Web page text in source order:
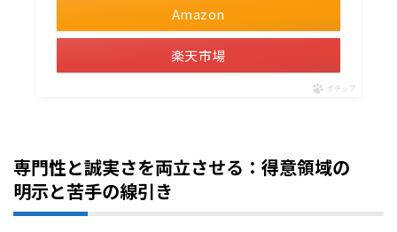
Amazon
楽天市場
ポチップ
専門性と誠実さを両立させる：得意領域の
明示と苦手の線引き